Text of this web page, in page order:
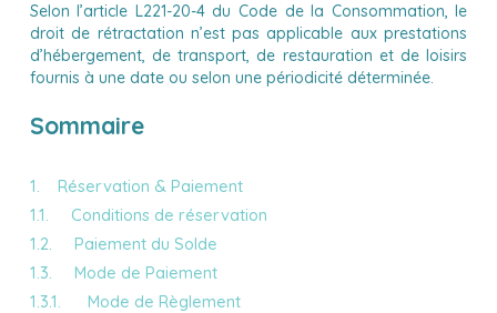
Selon l’article L221-20-4 du Code de la Consommation, le
droit de rétractation n’est pas applicable aux prestations
d’hébergement, de transport, de restauration et de loisirs
fournis à une date ou selon une périodicité déterminée.
Sommaire
1. Réservation & Paiement
1.1. Conditions de réservation
1.2. Paiement du Solde
1.3. Mode de Paiement
1.3.1. Mode de Règlement